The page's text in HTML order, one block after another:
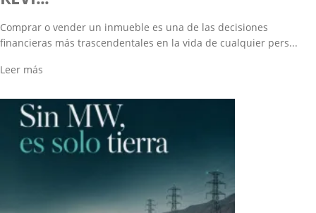
Comprar o vender un inmueble es una de las decisiones
financieras más trascendentales en la vida de cualquier pers...
Leer más